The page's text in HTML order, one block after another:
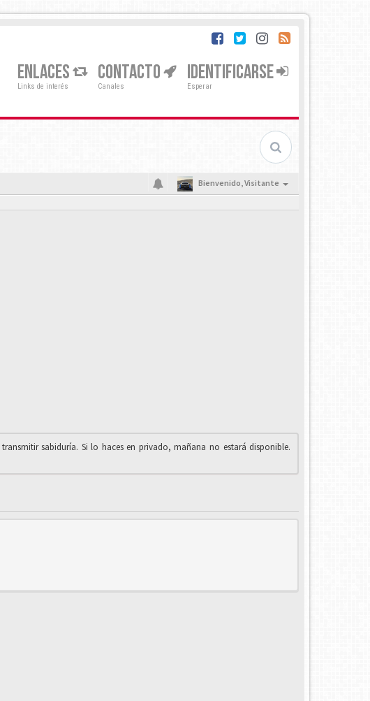
ENLACES
Links de interés
CONTACTO
Canales
IDENTIFICARSE
Esperar
Bienvenido,Visitante
sabiduría. Si lo haces en privado, mañana no estará disponible.